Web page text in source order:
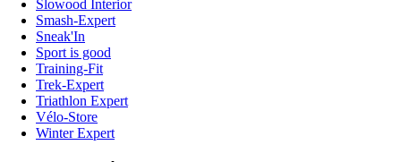
Slowood Interior
Smash-Expert
Sneak'In
Sport is good
Training-Fit
Trek-Expert
Triathlon Expert
Vélo-Store
Winter Expert